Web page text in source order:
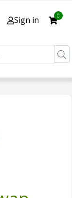
Sign in 0